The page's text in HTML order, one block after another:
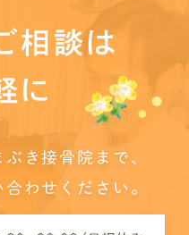
相談は
に
き接骨院まで、
わせください。